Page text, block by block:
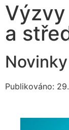
a
Publikováno: